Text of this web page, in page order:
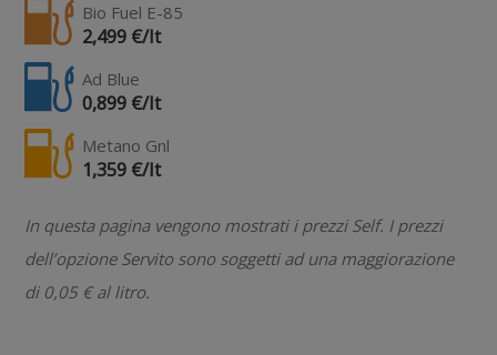
Bio Fuel E-85
2,499 €/lt
Ad Blue
0,899 €/lt
Metano Gnl
1,359 €/lt
In questa pagina vengono mostrati i prezzi Self. I prezzi
dell’opzione Servito sono soggetti ad una maggiorazione
di 0,05 € al litro.